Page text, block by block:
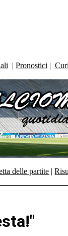
| Pronostici |
delle partite |